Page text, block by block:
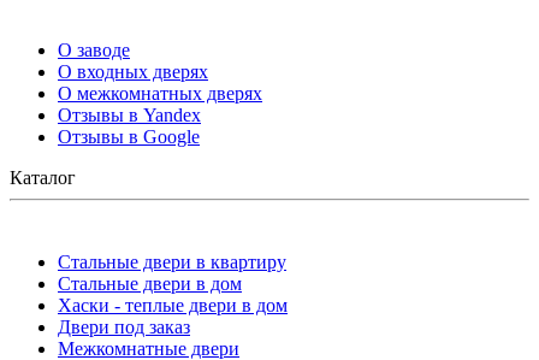
О заводе
О входных дверях
О межкомнатных дверях
Отзывы в Yandex
Отзывы в Google
Каталог
Стальные двери в квартиру
Стальные двери в дом
Хаски - теплые двери в дом
Двери под заказ
Межкомнатные двери